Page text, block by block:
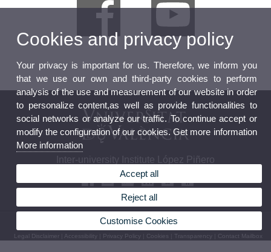
Inter-university Institute López Piñero
© 2026 UV. - Pl. Cisneros, 4. 46003 Valencia (Spain). Phone: (+34) 96 3926229
Legal Disclaimer |Accessibility Privacy Policy Cookies Transparency Contact Mailbox
Cookies and privacy policy
Your privacy is important for us. Therefore, we inform you
that we use our own and third-party cookies to perform
analysis of the use and measurement of our website in order
to personalize content,as well as provide functionalities to
social networks or analyze our traffic. To continue accept or
modify the configuration of our cookies. Get more information
More information
Accept all
Reject all
Customise Cookies